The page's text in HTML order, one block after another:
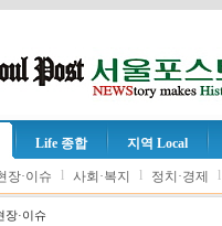
Life 종합 지역 Local
장·이슈 l 사회·복지 l 정치·경제 l
장·이슈